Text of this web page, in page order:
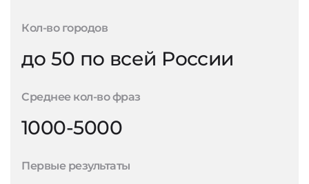
Кол-во городов
до 50 по всей России
Среднее кол-во фраз
1000-5000
Первые результаты